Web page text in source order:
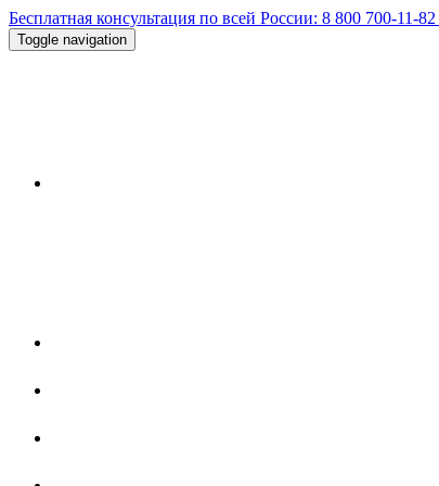
Бесплатная консультация по всей России: 8 800 700-11-82
Toggle navigation